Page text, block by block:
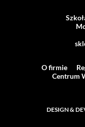
O firmie
Centrum
DESIGN &